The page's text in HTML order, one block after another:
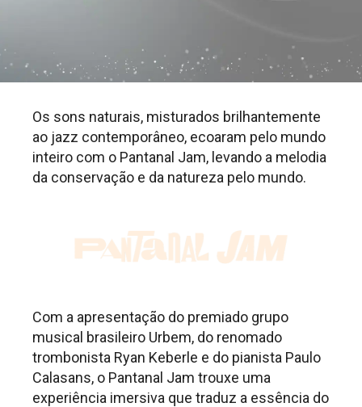
Os sons naturais, misturados brilhantemente
ao jazz contemporâneo, ecoaram pelo mundo
inteiro com o Pantanal Jam, levando a melodia
da conservação e da natureza pelo mundo.
Com a apresentação do premiado grupo
musical brasileiro Urbem, do renomado
trombonista Ryan Keberle e do pianista Paulo
Calasans, o Pantanal Jam trouxe uma
experiência imersiva que traduz a essência do